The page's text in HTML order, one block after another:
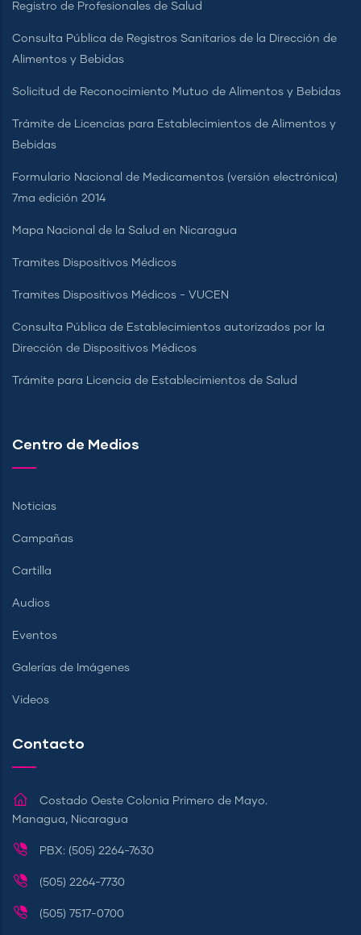
Registro de Profesionales de Salud
Consulta Pública de Registros Sanitarios de la Dirección de
Alimentos y Bebidas
Solicitud de Reconocimiento Mutuo de Alimentos y Bebidas
Trámite de Licencias para Establecimientos de Alimentos y
Bebidas
Formulario Nacional de Medicamentos (versión electrónica)
7ma edición 2014
Mapa Nacional de la Salud en Nicaragua
Tramites Dispositivos Médicos
Tramites Dispositivos Médicos - VUCEN
Consulta Pública de Establecimientos autorizados por la
Dirección de Dispositivos Médicos
Trámite para Licencia de Establecimientos de Salud
Centro de Medios
Noticias
Campañas
Cartilla
Audios
Eventos
Galerías de Imágenes
Videos
Contacto
Costado Oeste Colonia Primero de Mayo.
Managua, Nicaragua
PBX: (505) 2264-7630
(505) 2264-7730
(505) 7517-0700